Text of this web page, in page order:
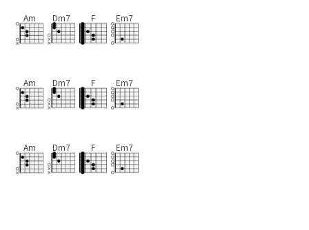
Am Dm7 F Em7
Am Dm7 F Em7
Am Dm7 F Em7